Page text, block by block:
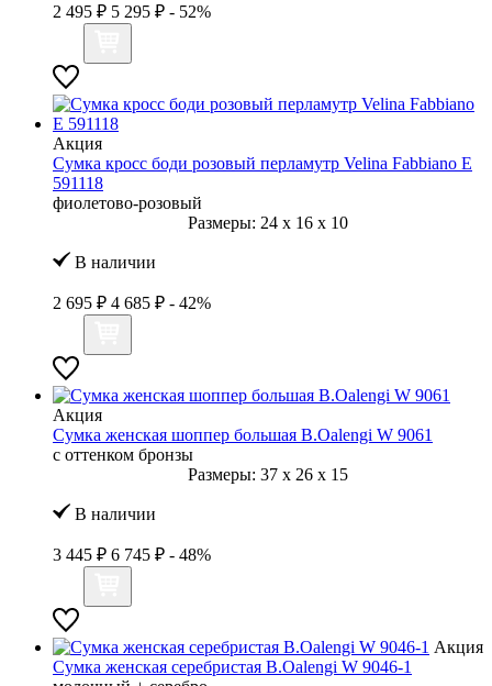
2 495 ₽ 5 295 ₽ - 52%
Акция
Сумка кросс боди розовый перламутр Velina Fabbiano E
591118
фиолетово-розовый
Размеры: 24 x 16 x 10
В наличии
2 695 ₽ 4 685 ₽ - 42%
Акция
Сумка женская шоппер большая B.Oalengi W 9061
с оттенком бронзы
Размеры: 37 x 26 x 15
В наличии
3 445 ₽ 6 745 ₽ - 48%
Акция
Сумка женская серебристая B.Oalengi W 9046-1